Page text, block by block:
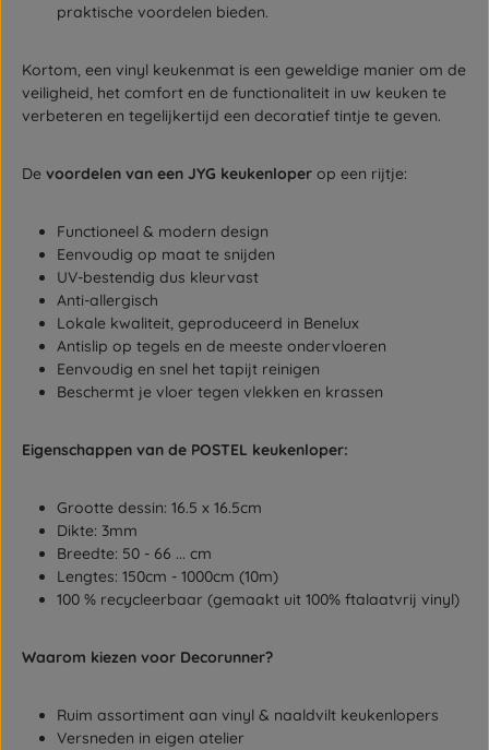
praktische voordelen bieden.
Kortom, een vinyl keukenmat is een geweldige manier om de
veiligheid, het comfort en de functionaliteit in uw keuken te
verbeteren en tegelijkertijd een decoratief tintje te geven.
De voordelen van een JYG keukenloper op een rijtje:
Functioneel & modern design
Eenvoudig op maat te snijden
UV-bestendig dus kleurvast
Anti-allergisch
Lokale kwaliteit, geproduceerd in Benelux
Antislip op tegels en de meeste ondervloeren
Eenvoudig en snel het tapijt reinigen
Beschermt je vloer tegen vlekken en krassen
Eigenschappen van de POSTEL keukenloper:
Grootte dessin: 16.5 x 16.5cm
Dikte: 3mm
Breedte: 50 - 66 ... cm
Lengtes: 150cm - 1000cm (10m)
100 % recycleerbaar (gemaakt uit 100% ftalaatvrij vinyl)
Waarom kiezen voor Decorunner?
Ruim assortiment aan vinyl & naaldvilt keukenlopers
Versneden in eigen atelier